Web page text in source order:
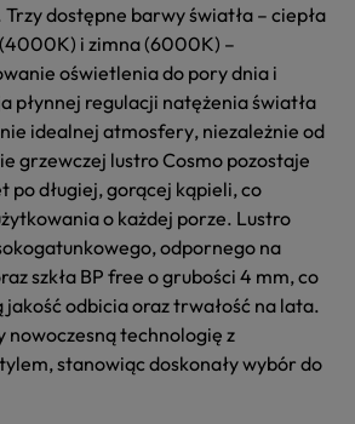
Trzy dostępne barwy światła – ciepła
i zimna (6000K) –
oświetleniado pory dnia i
płynnej regulacji natężenia światła
idealnej atmosfery, niezależnie od
grzewczej lustro Cosmo pozostaje
podługiej, gorącej kąpieli, co
o każdej porze. Lustro
odpornego na
szkła BP free o grubości 4 mm, co
jakość odbiciaoraztrwałość na lata.
nowoczesną technologię z
, stanowiąc doskonały wybór do